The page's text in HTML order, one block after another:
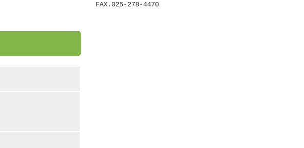
FAX.025-278-4470